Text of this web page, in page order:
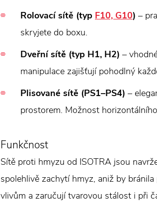
Rolovací sítě (typ F10, G10) –
skryjete do boxu.
Dveřní sítě (typ H1, H2) –
manipulace zajišťují pohodlný
Plisované sítě (PS1–PS4) –
prostorem. Možnost
Funkčnost
Sítě proti hmyzu od ISOTRA jsou
spolehlivě zachytí hmyz, aniž by
vlivům a zaručují tvarovou stálost i při